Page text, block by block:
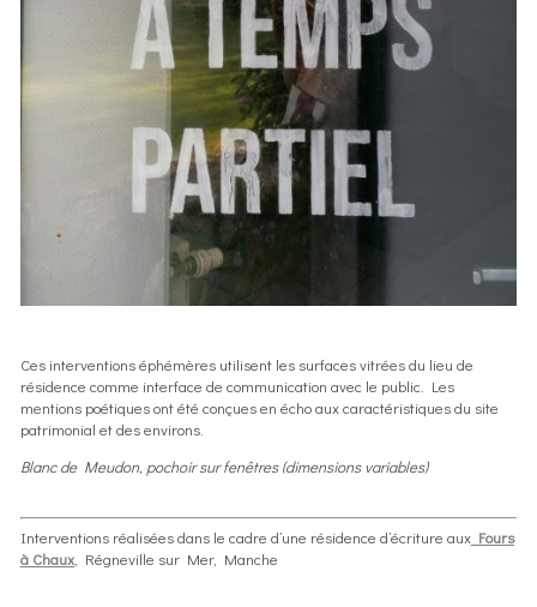
Ces interventions éphémères utilisent les surfaces vitrées du lieu de
résidence comme interface de communication avec le public. Les
mentions poétiques ont été conçues en écho aux caractéristiques du site
patrimonial et des environs.
Blanc de Meudon, pochoir sur fenêtres (dimensions variables)
Interventions réalisées dans le cadre d’une résidence d’écriture auxFours
à Chaux, Régneville sur Mer, Manche